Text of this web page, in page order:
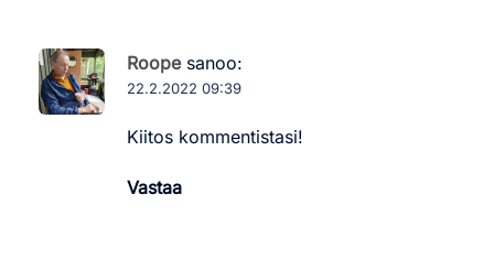
Roope sanoo:
22.2.2022 09:39
Kiitos kommentistasi!
Vastaa